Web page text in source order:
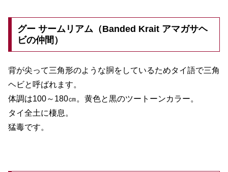
グー サームリアム（Banded Krait アマガサヘ
ビの仲間）
背が尖って三角形のような胴をしているためタイ語で三角
ヘビと呼ばれます。
体調は100～180㎝。黄色と黒のツートーンカラー。
タイ全土に棲息。
猛毒です。